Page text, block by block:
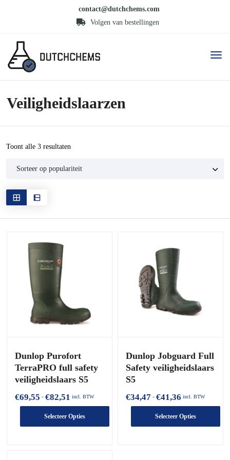
contact@dutchchems.com
Volgen van bestellingen
Veiligheidslaarzen
Toont alle 3 resultaten
Dunlop Purofort
TerraPRO full safety
veiligheidslaars S5
€69,55 - €82,51 Prijsklasse:
€69,55
tot
€82,51
incl. BTW
Selecteer Opties
Dunlop Jobguard Full
Safety veiligheidslaars
S5
€34,47 - €41,36 Prijsklasse:
€34,47
tot
€41,36
incl. BTW
Selecteer Opties